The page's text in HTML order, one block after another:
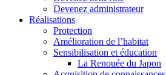
Devenez administrateur
Réalisations
Protection
Amélioration de l’habitat
Sensibilisation et éducation
La Renouée du Japon